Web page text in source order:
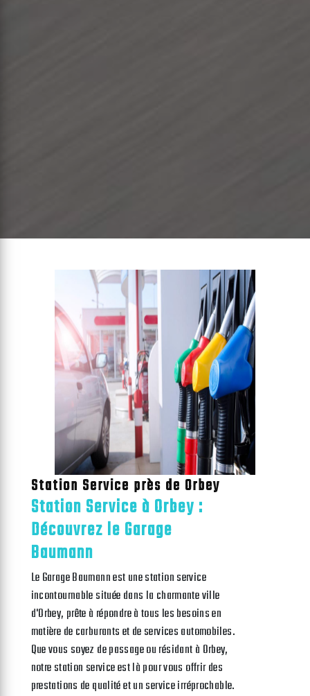
Station Service près de Orbey
Station Service à Orbey :
Découvrez le Garage
Baumann
Le Garage Baumann est une station service
incontournable située dans la charmante ville
d'Orbey, prête à répondre à tous les besoins en
matière de carburants et de services automobiles.
Que vous soyez de passage ou résidant à Orbey,
notre station service est là pour vous offrir des
prestations de qualité et un service irréprochable.